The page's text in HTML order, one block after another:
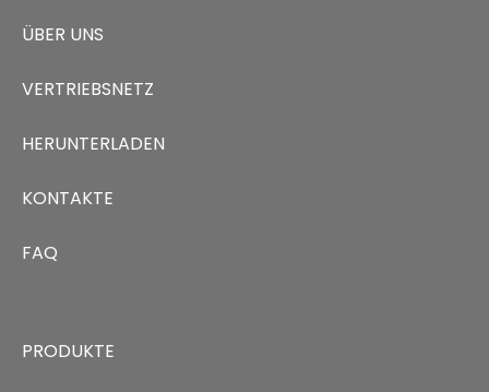
ÜBER UNS
VERTRIEBSNETZ
HERUNTERLADEN
KONTAKTE
FAQ
PRODUKTE